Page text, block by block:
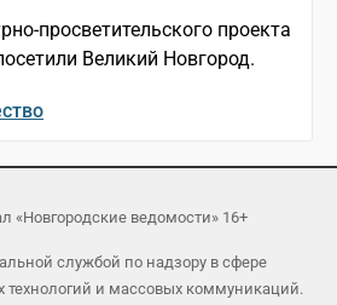
просветительского проекта
Великий Новгород.
«Новгородские ведомости» 16+
службой по надзору в сфере
и массовых коммуникаций.